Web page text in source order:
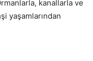
kanallarla ve
yaşamlarından